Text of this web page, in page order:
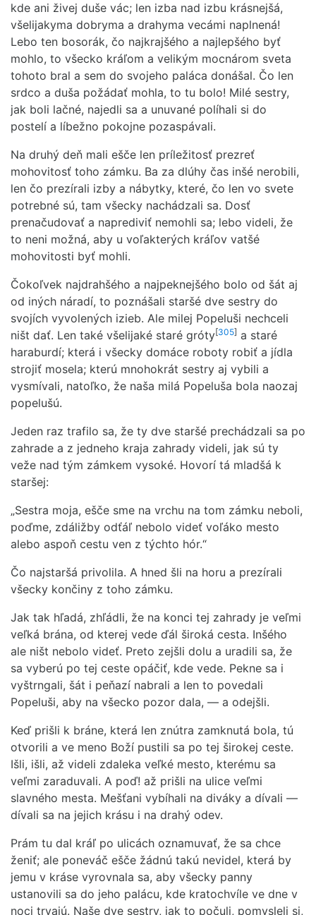
kde ani živej duše vác; len izba nad izbu krásnejšá,
všelijakyma dobryma a drahyma vecámi naplnená!
Lebo ten bosorák, čo najkrajšého a najlepšého byť
mohlo, to všecko kráľom a velikým mocnárom sveta
tohoto bral a sem do svojeho paláca donášal. Čo len
srdco a duša požádať mohla, to tu bolo! Milé sestry,
jak boli lačné, najedli sa a unuvané políhali si do
postelí a líbežno pokojne pozaspávali.
Na druhý deň mali ešče len príležitosť prezreť
mohovitosť toho zámku. Ba za dlúhy čas inšé nerobili,
len čo prezírali izby a nábytky, které, čo len vo svete
potrebné sú, tam všecky nachádzali sa. Dosť
prenačudovať a naprediviť nemohli sa; lebo videli, že
to neni možná, aby u voľakterých kráľov vatšé
mohovitosti byť mohli.
Čokoľvek najdrahšého a najpeknejšého bolo od šát aj
od iných náradí, to poznášali staršé dve sestry do
svojích vyvolených izieb. Ale milej Popeluši nechceli
ništ dať. Len také všelijaké staré gróty[305] a staré
haraburdí; která i všecky domáce roboty robiť a jídla
strojiť mosela; kterú mnohokrát sestry aj vybili a
vysmívali, natoľko, že naša milá Popeluša bola naozaj
popelušú.
Jeden raz trafilo sa, že ty dve staršé prechádzali sa po
zahrade a z jedneho kraja zahrady videli, jak sú ty
veže nad tým zámkem vysoké. Hovorí tá mladšá k
staršej:
„Sestra moja, ešče sme na vrchu na tom zámku neboli,
poďme, zdáližby odťáľ nebolo videť voľáko mesto
alebo aspoň cestu ven z týchto hór.“
Čo najstaršá privolila. A hned šli na horu a prezírali
všecky končiny z toho zámku.
Jak tak hľadá, zhľádli, že na konci tej zahrady je veľmi
veľká brána, od kterej vede ďál široká cesta. Inšého
ale ništ nebolo videť. Preto zejšli dolu a uradili sa, že
sa vyberú po tej ceste opáčiť, kde vede. Pekne sa i
vyštrngali, šát i peňazí nabrali a len to povedali
Popeluši, aby na všecko pozor dala, — a odejšli.
Keď prišli k bráne, která len znútra zamknutá bola, tú
otvorili a ve meno Boží pustili sa po tej širokej ceste.
Išli, išli, až videli zdaleka veľké mesto, kterému sa
veľmi zaraduvali. A poď! až prišli na ulice veľmi
slavného mesta. Mešťani vybíhali na diváky a dívali —
dívali sa na jejich krásu i na drahý odev.
Prám tu dal kráľ po ulicách oznamuvať, že sa chce
ženiť; ale poneváč ešče žádnú takú nevidel, která by
jemu v kráse vyrovnala sa, aby všecky panny
ustanovili sa do jeho palácu, kde kratochvíle ve dne v
noci trvajú. Naše dve sestry, jak to počuli, pomysleli si,